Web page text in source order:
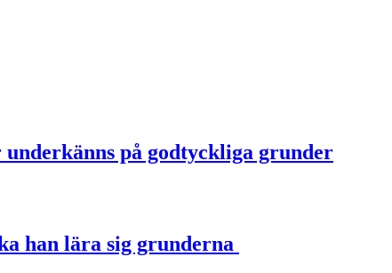
på godtyckliga grunder
han lära sig grunderna